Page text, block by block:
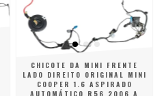
CHICOTE DA MINI FRENTE
LADO DIREITO ORIGINAL MINI
COOPER 1.6 ASPIRADO
AUTOMÁTICO R56 2006 A